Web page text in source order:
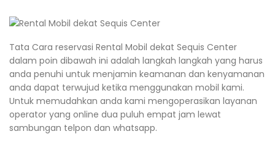
Tata Cara reservasi Rental Mobil dekat Sequis Center
dalam poin dibawah ini adalah langkah langkah yang harus
anda penuhi untuk menjamin keamanan dan kenyamanan
anda dapat terwujud ketika menggunakan mobil kami.
Untuk memudahkan anda kami mengoperasikan layanan
operator yang online dua puluh empat jam lewat
sambungan telpon dan whatsapp.